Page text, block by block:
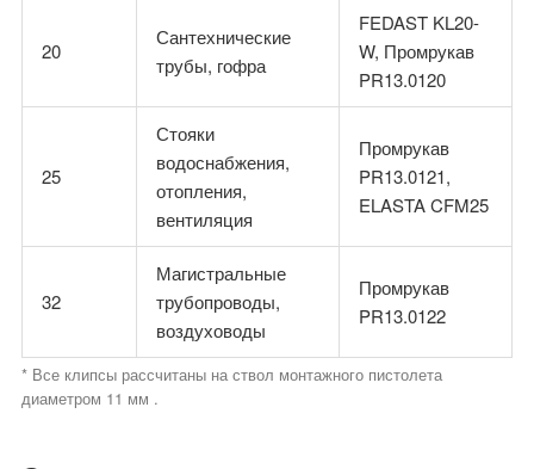
20
Сантехнические
трубы, гофра
FEDAST KL20-
W, Промрукав
PR13.0120
25
Стояки
водоснабжения,
отопления,
вентиляция
Промрукав
PR13.0121,
ELASTA CFM25
32
Магистральные
трубопроводы,
воздуховоды
Промрукав
PR13.0122
* Все клипсы рассчитаны на ствол монтажного пистолета
диаметром 11 мм .